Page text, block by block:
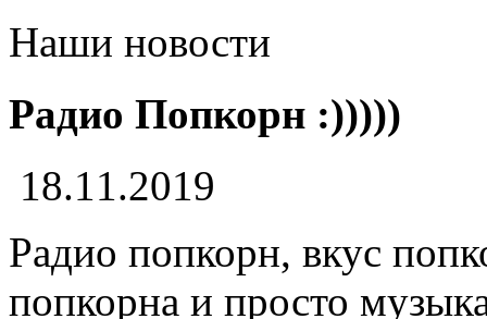
Наши новости
Радио Попкорн :)))))
18.11.2019
Радио попкорн, вкус
попкорна и просто